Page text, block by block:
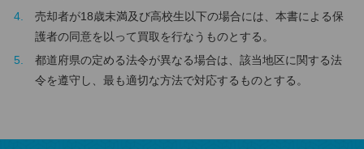
売却者が18歳未満及び高校生以下の場合には、本書による保
護者の同意を以って買取を行なうものとする。
都道府県の定める法令が異なる場合は、該当地区に関する法
令を遵守し、最も適切な方法で対応するものとする。